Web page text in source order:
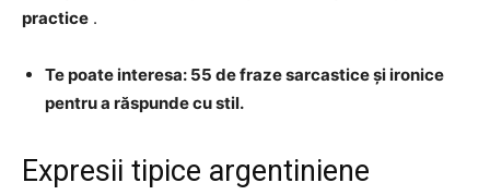
practice .
Te poate interesa: 55 de fraze sarcastice și ironice
pentru a răspunde cu stil.
Expresii tipice argentiniene